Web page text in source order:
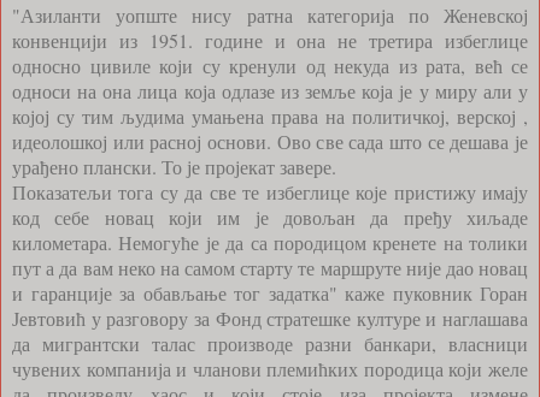
"Азиланти уопште нису ратна категорија по Женевској
конвенцији из 1951. године и она не третира избеглице
односно цивиле који су кренули од некуда из рата, већ се
односи на она лица која одлазе из земље која је у миру али у
којој су тим људима умањена права на политичкој, верској ,
идеолошкој или расној основи. Ово све сада што се дешава је
урађено плански. То је пројекат завере.
Показатељи тога су да све те избеглице које пристижу имају
код себе новац који им је довољан да пређу хиљаде
километара. Немогуће је да са породицом кренете на толики
пут а да вам неко на самом старту те маршруте није дао новац
и гаранције за обављање тог задатка" каже пуковник Горан
Јевтовић у разговору за Фонд стратешке културе и наглашава
да мигрантски талас производе разни банкари, власници
чувених компанија и чланови племићких породица који желе